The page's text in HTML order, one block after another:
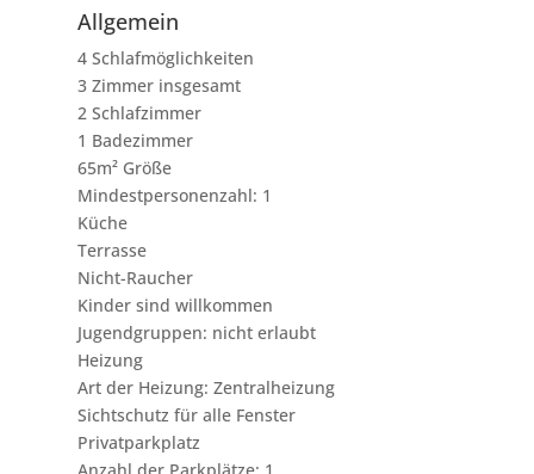
Allgemein
4 Schlafmöglichkeiten
3 Zimmer insgesamt
2 Schlafzimmer
1 Badezimmer
65m² Größe
Mindestpersonenzahl: 1
Küche
Terrasse
Nicht-Raucher
Kinder sind willkommen
Jugendgruppen: nicht erlaubt
Heizung
Art der Heizung: Zentralheizung
Sichtschutz für alle Fenster
Privatparkplatz